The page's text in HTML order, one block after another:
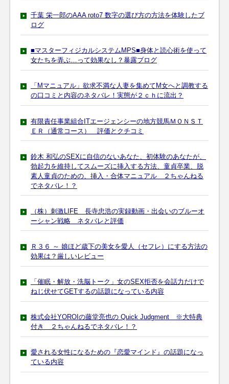
千葉 栄一郎のAAA roto7 数字の選び方の方法を体験したブ
ログ
■マスターフィジカルシステムMPS■身体と読心術を使って
女たちを弄ぶ…って効果なし？暴露ブログ
「Mマニュアル」欲求不満な人妻を集めてM女へと調教する
の口コミと内容のネタバレ！実態が２ｃｈに流出？
有限責任事業組合ITエージェンシーの地方競馬ＭＯＮＳＴ
ＥＲ（通常コース） 評価とクチコミ
鈴木 和弘のSEXに自信のないあなた、初体験のあなたが、
勃起力を維持してスムーズに挿入する方法、童貞卒業、脱
素人童貞のための、挿入・合体マニュアル ２ちゃんねる
でネタバレ！？
（株）刺激LIFE 長寺忠浩の実録動画・出会いのブルーオ
ーシャン戦略 ネタバレと評価
Ｒ３６ ～ 娘ほど歳下の美女を愛人（セフレ）にする方法の
効果は？厳しいレビュー
「催眠・解放・洗脳トーク」女のSEX拒否を会話力だけで
ねじ伏せてGETするの話題になっている内容
株式会社YOROIの藤堂亮也の Quick Judgment ※大特典
付き ２ちゃんねるでネタバレ！？
愛される女性になるための『恋愛マインド』の話題になっ
ている内容